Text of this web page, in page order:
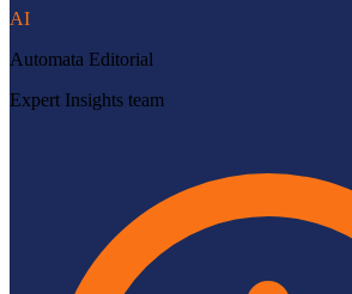
AI
Automata Editorial
Expert Insights team